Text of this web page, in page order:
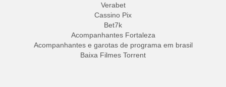
Verabet
Cassino Pix
Bet7k
Acompanhantes Fortaleza
Acompanhantes e garotas de programa em brasil
Baixa Filmes Torrent